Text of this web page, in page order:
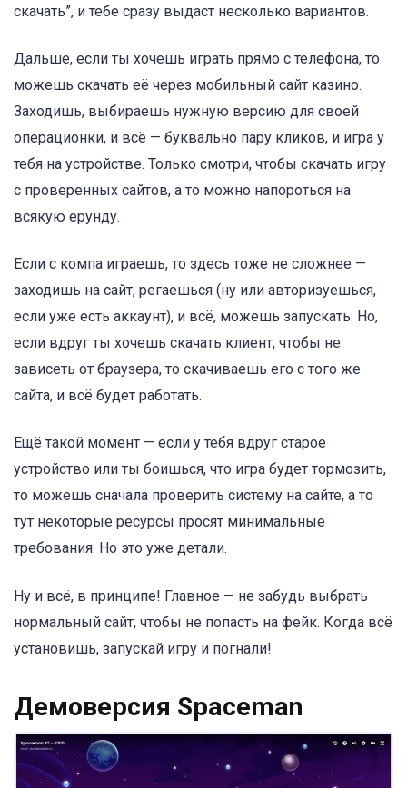
скачать”, и тебе сразу выдаст несколько вариантов.
Дальше, если ты хочешь играть прямо с телефона, то
можешь скачать её через мобильный сайт казино.
Заходишь, выбираешь нужную версию для своей
операционки, и всё — буквально пару кликов, и игра у
тебя на устройстве. Только смотри, чтобы скачать игру
с проверенных сайтов, а то можно напороться на
всякую ерунду.
Если с компа играешь, то здесь тоже не сложнее —
заходишь на сайт, регаешься (ну или авторизуешься,
если уже есть аккаунт), и всё, можешь запускать. Но,
если вдруг ты хочешь скачать клиент, чтобы не
зависеть от браузера, то скачиваешь его с того же
сайта, и всё будет работать.
Ещё такой момент — если у тебя вдруг старое
устройство или ты боишься, что игра будет тормозить,
то можешь сначала проверить систему на сайте, а то
тут некоторые ресурсы просят минимальные
требования. Но это уже детали.
Ну и всё, в принципе! Главное — не забудь выбрать
нормальный сайт, чтобы не попасть на фейк. Когда всё
установишь, запускай игру и погнали!
Демоверсия Spaceman